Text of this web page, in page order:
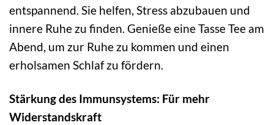
entspannend. Sie helfen, Stress abzubauen und
innere Ruhe zu finden. Genieße eine Tasse Tee am
Abend, um zur Ruhe zu kommen und einen
erholsamen Schlaf zu fördern.
Stärkung des Immunsystems: Für mehr
Widerstandskraft